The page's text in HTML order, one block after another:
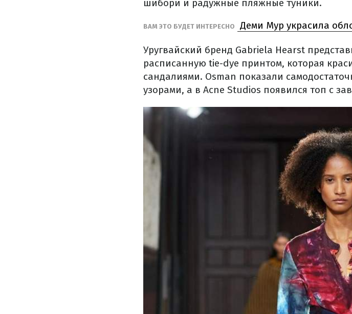
шибори и радужные пляжные туники.
ВАМ ЭТО БУДЕТ ИНТЕРЕСНО Деми Мур украсила
Уругвайский бренд Gabriela Hearst
расписанную tie-dye принтом, которая
сандалиями. Osman показали
узорами, а в Acne Studios появился топ с